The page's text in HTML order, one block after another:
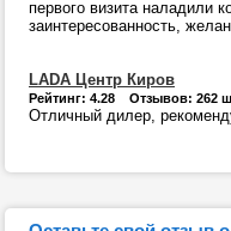
первого визита наладили
заинтересованность,
LADA Центр Киров
Рейтинг: 4.28 Отзывов: 262
Отличный дилер,